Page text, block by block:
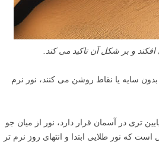
و بر شکل آن تاکید می کند.
سایه یا نقاط روشن می کنند، نور نرم
تری در آسمان قرار دارد، نور از میان جو
که نور طلایی ابتدا و انتهای روز نرم تر